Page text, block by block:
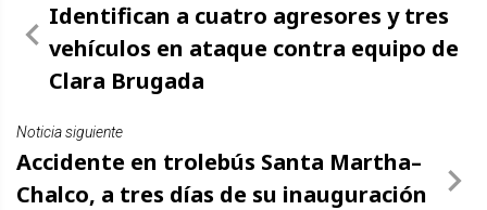
Identifican a cuatro agresores y tres
vehículos en ataque contra equipo de
Clara Brugada
Noticia siguiente
Accidente en trolebús Santa Martha–
Chalco, a tres días de su inauguración